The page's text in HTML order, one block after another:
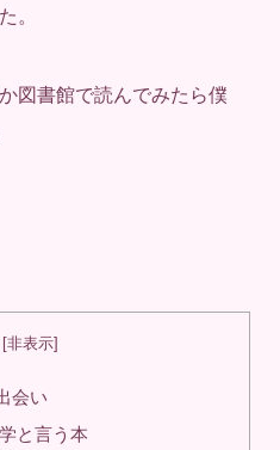
。
図書館で読んでみたら僕
[非表示]
会い
と言う本